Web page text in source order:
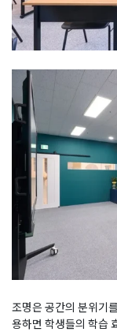
조명은 공간의 분위기
용하면 학생들의 학습